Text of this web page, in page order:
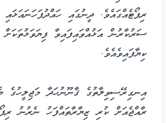
ރިޕޯޓެއްގައެވެ. ދީނުގައި
ސަރުކާރުން އަޅުއްވައިފައިވާ
ކިޔާފައިވެއެވެ.
އިނގިރޭސިވިލާތުގެ ޤާނޫނުހަދާ މަޖިލީހުގެ
ރާއްޖެއަށް ކުރި ޒިޔާރާތައްފަހު ނެރުނު